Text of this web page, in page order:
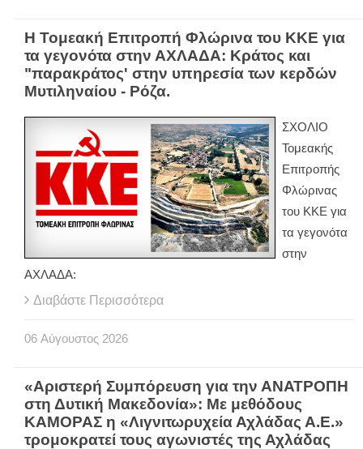
Η Τομεακή Επιτροπή Φλώρινα του ΚΚΕ για
τα γεγονότα στην ΑΧΛΑΔΑ: Κράτος και
"παρακράτος' στην υπηρεσία των κερδών
Μυτιληναίου - Ρόζα.
ΣΧΟΛΙΟ
Τομεακής
Επιτροπής
Φλώρινας
του ΚΚΕ για
τα γεγονότα
στην
ΑΧΛΑΔΑ:
Διαβάστε Περισσότερα
06 Αύγουστος 2026
«Αριστερή Συμπόρευση για την ΑΝΑΤΡΟΠΗ
στη Δυτική Μακεδονία»: Με μεθόδους
ΚΑΜΟΡΑΣ η «Λιγνιτωρυχεία Αχλάδας Α.Ε.»
τρομοκρατεί τους αγωνιστές της Αχλάδας